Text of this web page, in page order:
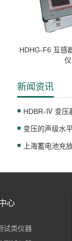
HDHG-F6 互感
仪
新闻资讯
HDBR-Ⅳ 变压
变压的声级水
心
试类仪器